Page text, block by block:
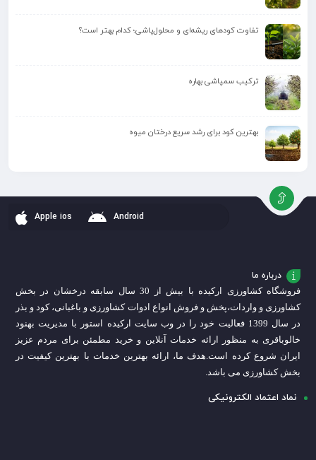
تفاوت کودهای ریشه‌ای و محلول‌پاشی؛ کدام بهتر است؟
ترکیب سمپاشی بهاره
بهترین کود برای رشد سریع درختان میوه
Apple ios Android
درباره ما
فروشگاه کشاورزی ارکیده با بیش از 30 سال سابقه درخشان در بخش
کشاورزی و واردات،پخش و فروش انواع ادوات کشاورزی و باغبانی، کود و بذر
در سال 1399 فعالیت خود را در وب سایت ارکیده استور با مدیریت بهنود
خالوباقری به منظور ارائه خدمات آنلاین و خرید مطمئن برای مردم عزیز
ایران شروع کرده است.هدف ما، ارائه بهترین خدمات با بهترین کیفیت در
بخش کشاورزی می باشد.
نماد اعتماد الکترونیکی